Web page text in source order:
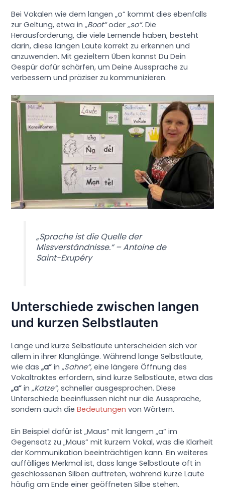
Bei Vokalen wie dem langen „o“ kommt dies ebenfalls
zur Geltung, etwa in„Boot“oder„so“. Die
Herausforderung, die viele Lernende haben, besteht
darin, diese langen Laute korrekt zu erkennen und
anzuwenden. Mit gezieltem Üben kannst Du Dein
Gespür dafür schärfen, um Deine Aussprache zu
verbessern und präziser zu kommunizieren.
„Sprache ist die Quelle der
Missverständnisse.“ – Antoine de
Saint-Exupéry
Unterschiede zwischen langen
und kurzen Selbstlauten
Lange und kurze Selbstlaute unterscheiden sich vor
allem in ihrer Klanglänge. Während lange Selbstlaute,
wie das„a“ in„Sahne“, eine längere Öffnung des
Vokaltraktes erfordern, sind kurze Selbstlaute, etwa das
„a“ in„Katze“, schneller ausgesprochen. Diese
Unterschiede beeinflussen nicht nur die Aussprache,
sondern auch dieBedeutungen von Wörtern.
Ein Beispiel dafür ist „Maus“ mit langem „a“ im
Gegensatz zu „Maus“ mit kurzem Vokal, was die Klarheit
der Kommunikation beeinträchtigen kann. Ein weiteres
auffälliges Merkmal ist, dass lange Selbstlaute oft in
geschlossenen Silben auftreten, während kurze Laute
häufig am Ende einer geöffneten Silbe stehen.